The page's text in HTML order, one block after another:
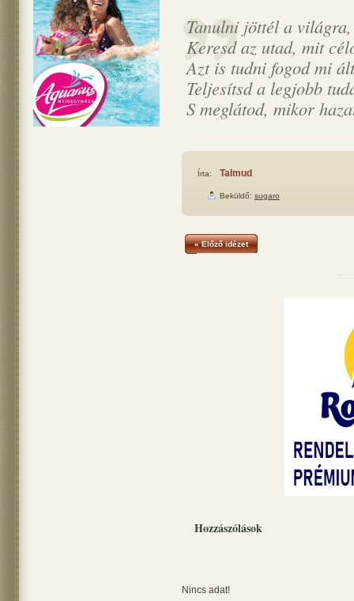
Tanulni jöttél a
Keresd az utad, mit
Azt is tudni fogod mi
Teljesítsd a legjobb
S meglátod, mikor
Írta: Talmud
Beküldő: sugaro
« Előző idézet
Hozzászólások
Nincs adat!